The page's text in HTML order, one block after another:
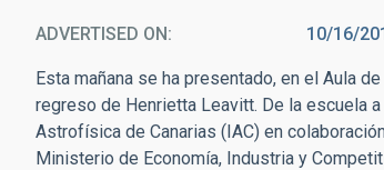
ADVERTISED ON 10/16/
Esta mañana se ha presentado, en el Aula
regreso de Henrietta Leavitt. De la escuela
Astrofísica de Canarias (IAC) en
Ministerio de Economía, Industria y